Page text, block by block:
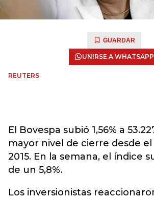
GUARDAR
UNIRSE A WHATSAPP
REUTERS
El Bovespa subió 1,56% a
mayor nivel de cierre desde el
2015. En la semana, el índice
de un 5,8%.
Los inversionistas